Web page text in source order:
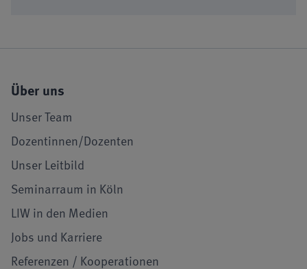
Über uns
Unser Team
Dozentinnen/Dozenten
Unser Leitbild
Seminarraum in Köln
LIW in den Medien
Jobs und Karriere
Referenzen / Kooperationen